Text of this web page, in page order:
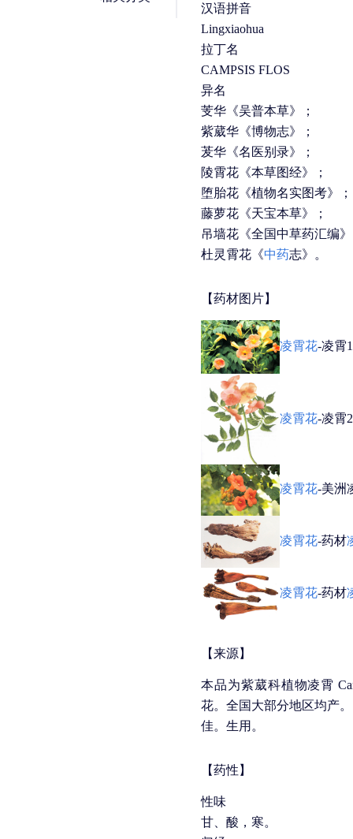
汉语拼音
Lingxiaohua
拉丁名
CAMPSIS FLOS
异名
芰华《吴普本草》；
紫葳华《博物志》；
茇华《名医别录》；
陵霄花《本草图经》；
堕胎花《植物名实图考》；
藤萝花《天宝本草》；
吊墙花《全国中草药汇编
杜灵霄花《中药志》。
【药材图片】
凌霄花-凌霄1
凌霄花-凌霄2
凌霄花-美洲
凌霄花-药材
凌霄花-药材
【来源】
本品为紫葳科植物凌霄
花。全国大部分地区均产
佳。生用。
【药性】
性味
甘、酸，寒。